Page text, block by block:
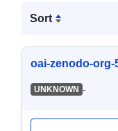
Sort
oai-zenodo-org-
UNKNOWN -